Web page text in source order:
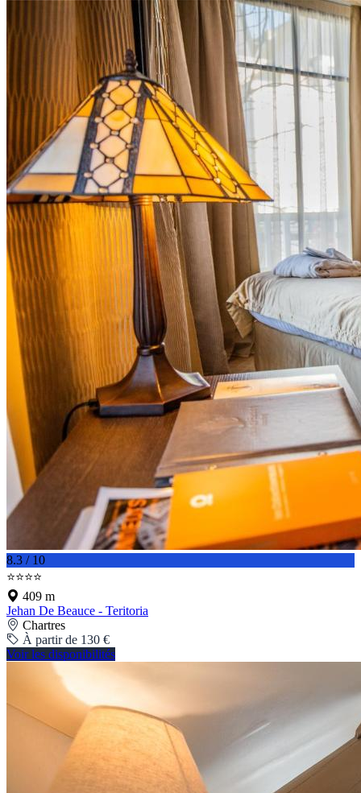
8.3 / 10
⭐⭐⭐⭐
409 m
Jehan De Beauce - Teritoria
Chartres
À partir de 130 €
Voir les disponibilités